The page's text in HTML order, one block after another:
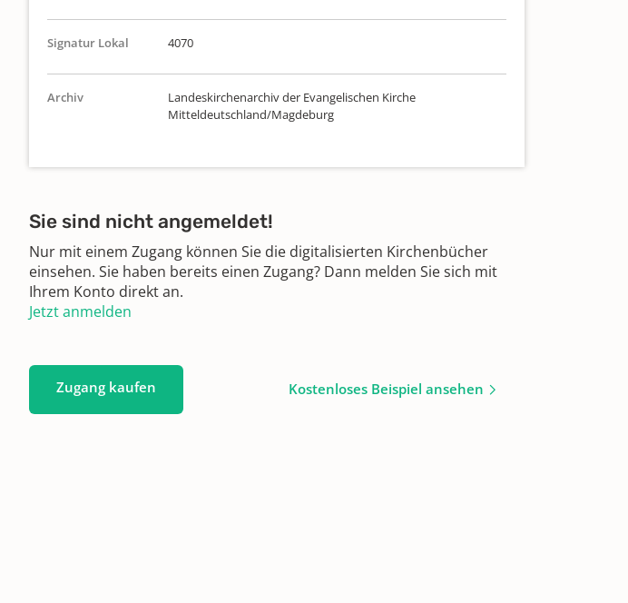
Signatur Lokal 4070
Archiv
Landeskirchenarchiv der Evangelischen Kirche
Mitteldeutschland/Magdeburg
Sie sind nicht angemeldet!
Nur mit einem Zugang können Sie die digitalisierten Kirchenbücher
einsehen. Sie haben bereits einen Zugang? Dann melden Sie sich mit
Ihrem Konto direkt an.
Jetzt anmelden
Zugang kaufen Kostenloses Beispiel ansehen